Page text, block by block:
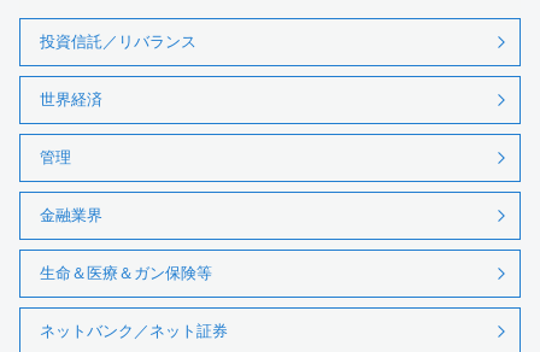
投資信託／リバランス
世界経済
管理
金融業界
生命＆医療＆ガン保険等
ネットバンク／ネット証券